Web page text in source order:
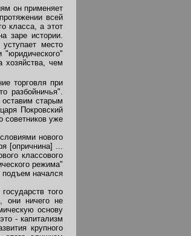
он применяет
всей
класса, а этот
заре истории.
место
хозяйства, чем
торговля при
разбойничья".
оставим старым
Покровский
советников уже
нового
[опричнина] ...
классового
режима"
начался
того
они ничего не
основу
- капитализм
крупного